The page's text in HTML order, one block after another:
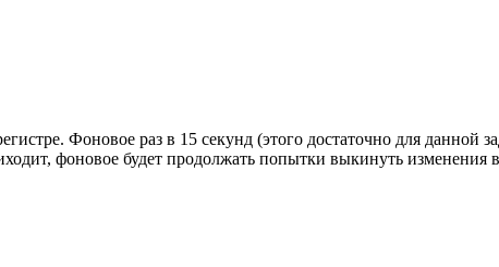
Фоновое раз в 15 секунд (этого достаточно для данной
фоновое будет продолжать попытки выкинуть изменения в